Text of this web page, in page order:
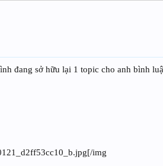
đang sở hữu lại 1 topic cho anh bình
img